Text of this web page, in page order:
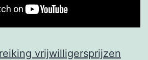
vrijwilligersprijzen